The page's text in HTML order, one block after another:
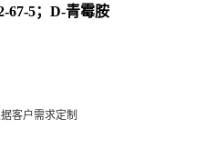
67-5；D-青霉胺
客户需求定制